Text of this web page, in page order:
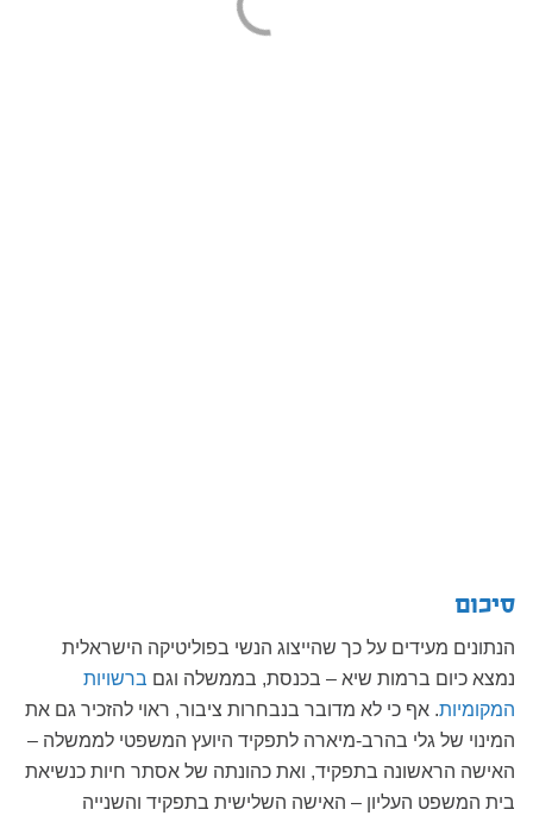
סיכום
הנתונים מעידים על כך שהייצוג הנשי בפוליטיקה הישראלית
נמצא כיום ברמות שיא – בכנסת, בממשלה וגם ברשויות
המקומיות. אף כי לא מדובר בנבחרות ציבור, ראוי להזכיר גם את
המינוי של גלי בהרב-מיארה לתפקיד היועץ המשפטי לממשלה –
האישה הראשונה בתפקיד, ואת כהונתה של אסתר חיות כנשיאת
בית המשפט העליון – האישה השלישית בתפקיד והשנייה